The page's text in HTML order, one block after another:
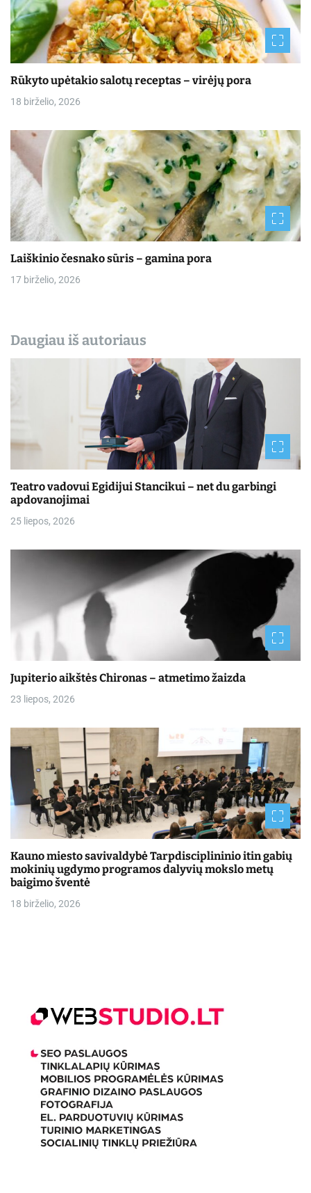
Rūkyto upėtakio salotų receptas – virėjų pora
18 birželio, 2026
Laiškinio česnako sūris – gamina pora
17 birželio, 2026
Daugiau iš autoriaus
Teatro vadovui Egidijui Stancikui – net du garbingi
apdovanojimai
25 liepos, 2026
Jupiterio aikštės Chironas – atmetimo žaizda
23 liepos, 2026
Kauno miesto savivaldybė Tarpdisciplininio itin gabių
mokinių ugdymo programos dalyvių mokslo metų
baigimo šventė
18 birželio, 2026